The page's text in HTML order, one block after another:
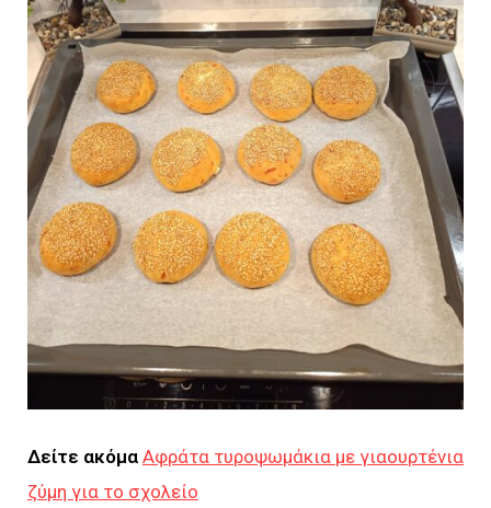
Δείτε ακόμα Αφράτα τυροψωμάκια με γιαουρτένια
ζύμη για το σχολείο